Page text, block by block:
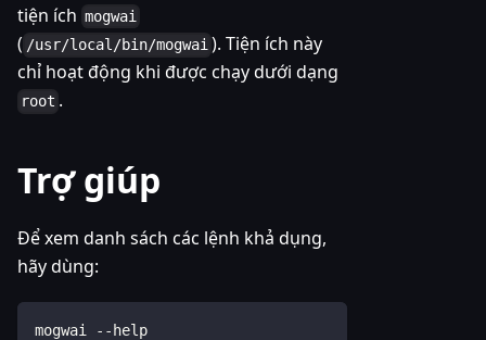
tiện ích mogwai
( /usr/local/bin/mogwai ). Tiện ích này
chỉ hoạt động khi được chạy dưới dạng
root .
Trợ giúp
Để xem danh sách các lệnh khả dụng,
hãy dùng:
mogwai --help